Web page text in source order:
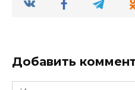
Добавить
Имя